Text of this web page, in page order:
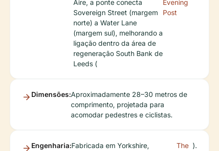
Aire, a ponte conecta
Sovereign Street (margem
norte) a Water Lane
(margem sul), melhorando a
ligação dentro da área de
regeneração South Bank de
Leeds (
Evening
Post
Dimensões:Aproximadamente 28–30 metros de
comprimento, projetada para
acomodar pedestres e ciclistas.
Engenharia:Fabricada em Yorkshire,
The ).